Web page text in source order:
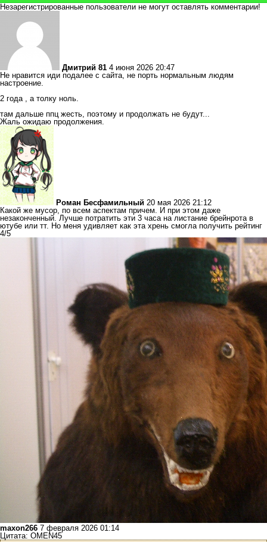
Незарегистрированные пользователи не могут оставлять комментарии!
Дмитрий 81 4 июня 2026 20:47
Не нравится иди подалее с сайта, не порть нормальным людям
настроение.
2 года , а толку ноль.
там дальше ппц жесть, поэтому и продолжать не будут...
Жаль ожидаю продолжения.
Роман Бесфамильный 20 мая 2026 21:12
Какой же мусор, по всем аспектам причем. И при этом даже
незаконченный. Лучше потратить эти 3 часа на листание брейнрота в
ютубе или тт. Но меня удивляет как эта хрень смогла получить рейтинг
4/5
maxon266 7 февраля 2026 01:14
Цитата: OMEN45